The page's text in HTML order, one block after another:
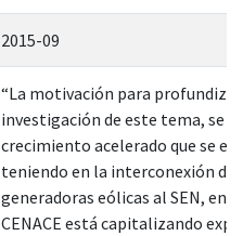
2015-09
“La motivación para
investigación de este tema, se
crecimiento acelerado que se
teniendo en la interconexión de
generadoras eólicas al SEN, en
CENACE está capitalizando